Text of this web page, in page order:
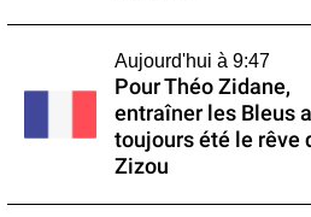
Aujourd'hui à 9:47
Pour Théo Zidane,
entraîner les Bleus a
toujours été le rêve
Zizou